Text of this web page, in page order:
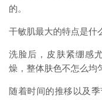
的。
干敏肌最大的特点是什
洗脸后，皮肤紧绷感
燥，整体肤色不怎么均
随着时间的推移以及